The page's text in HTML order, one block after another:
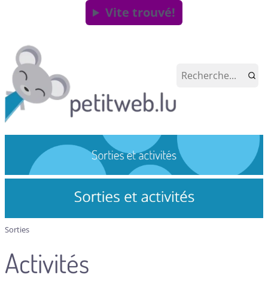
Vite trouvé!
Sorties
Activités